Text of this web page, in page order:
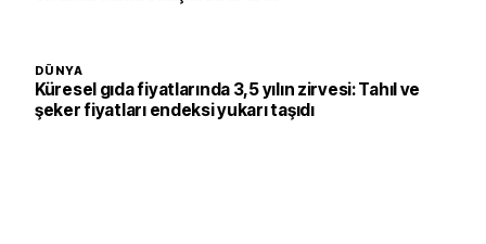
DÜNYA
Küresel gıda fiyatlarında 3,5 yılın zirvesi: Tahıl ve
şeker fiyatları endeksi yukarı taşıdı